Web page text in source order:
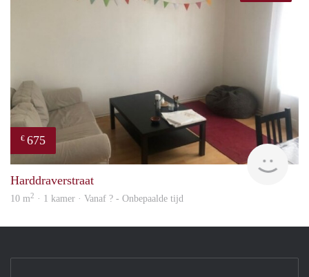
€ 675
Harddraverstraat
10 m2 · 1 kamer · Vanaf ? - Onbepaalde tijd